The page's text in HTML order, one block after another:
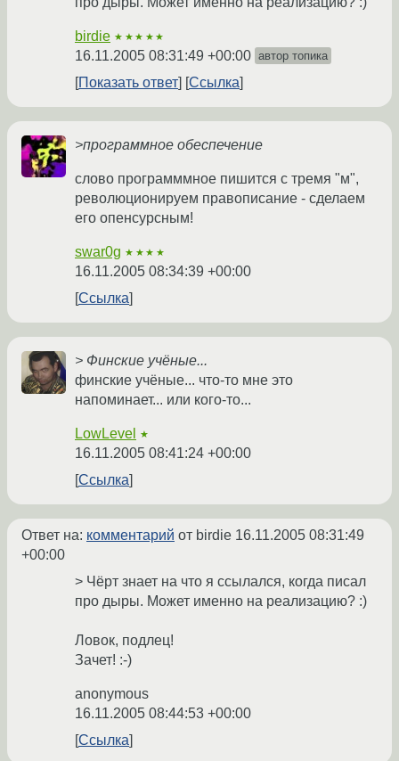
birdie ★★★★★
16.11.2005 08:31:49 +00:00 автор топика
Показать ответ Ссылка
>программное обеспечение
слово программмное пишится с тремя "м",
революционируем правописание - сделаем
его опенсурсным!
swar0g ★★★★
16.11.2005 08:34:39 +00:00
Ссылка
> Финские учёные...
финские учёные... что-то мне это
напоминает... или кого-то...
LowLevel ★
16.11.2005 08:41:24 +00:00
Ссылка
Ответ на: комментарий от birdie 16.11.2005 08:31:49
+00:00
> Чёрт знает на что я ссылался, когда писал
про дыры. Может именно на реализацию? :)
Ловок, подлец!
Зачет! :-)
anonymous
16.11.2005 08:44:53 +00:00
Ссылка